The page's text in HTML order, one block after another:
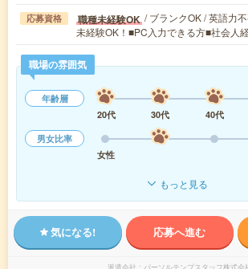
応募資格 職種未経験OK / ブランクOK / 英語力
未経験OK！■PC入力できる方■社会人
職場の雰囲気
年齢層
20代
30代 40代
男女比率
女性
もっと見る
気になる! 応募へ進む
派遣会社 パーソルテンプスタッフ株式会